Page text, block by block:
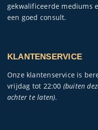
gekwalificeerde mediums
een goed consult.
KLANTENSERVICE
Onze klantenservice is
vrijdag tot 22:00 (buiten
achter te laten).